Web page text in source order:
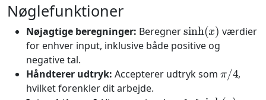
Nøglefunktioner
Nøjagtige beregninger: Beregner
sinh ( )
værdier
for enhver input, inklusive både positive og
negative tal.
Håndterer udtryk: Accepterer udtryk som
/
,
hvilket forenkler dit arbejde.
sinh ( )